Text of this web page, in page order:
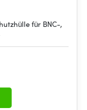
für BNC-,